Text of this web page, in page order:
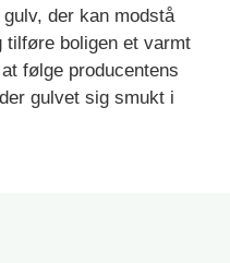
der kan modstå
tilføre boligen et varmt
følge producentens
gulvet sig smukt i